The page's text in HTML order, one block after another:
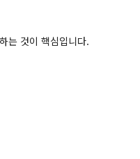
는 것이 핵심입니다.